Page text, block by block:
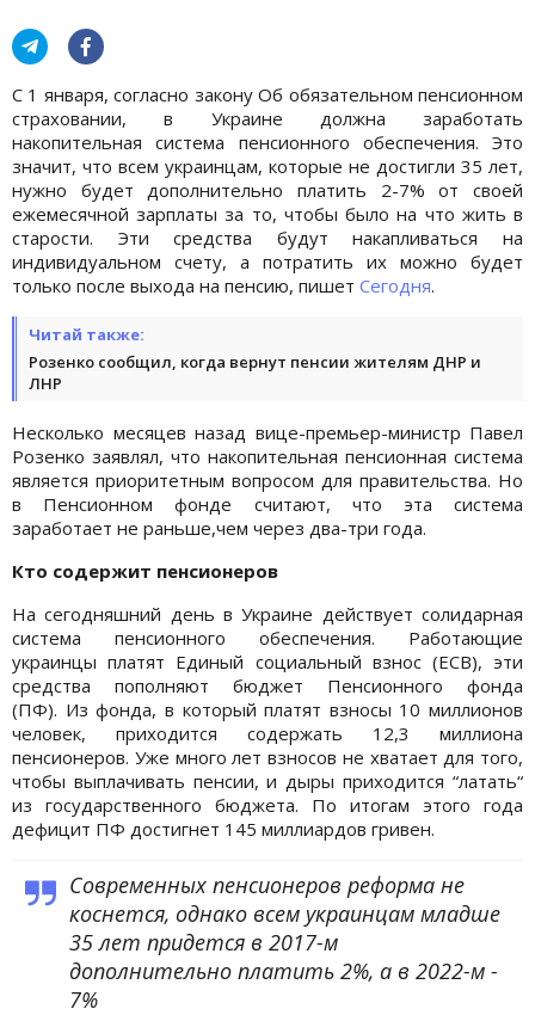
С 1 января, согласно закону Об обязательном пенсионном
страховании, в Украине должна заработать
накопительная система пенсионного обеспечения. Это
значит, что всем украинцам, которые не достигли 35 лет,
нужно будет дополнительно платить 2-7% от своей
ежемесячной зарплаты за то, чтобы было на что жить в
старости. Эти средства будут накапливаться на
индивидуальном счету, а потратить их можно будет
только после выхода на пенсию, пишет Сегодня.
Читай также:
Розенко сообщил, когда вернут пенсии жителям ДНР и
ЛНР
Несколько месяцев назад вице-премьер-министр Павел
Розенко заявлял, что накопительная пенсионная система
является приоритетным вопросом для правительства. Но
в Пенсионном фонде считают, что эта система
заработает не раньше,чем через два-три года.
Кто содержит пенсионеров
На сегодняшний день в Украине действует солидарная
система пенсионного обеспечения. Работающие
украинцы платят Единый социальный взнос (ЕСВ), эти
средства пополняют бюджет Пенсионного фонда
(ПФ). Из фонда, в который платят взносы 10 миллионов
человек, приходится содержать 12,3 миллиона
пенсионеров. Уже много лет взносов не хватает для того,
чтобы выплачивать пенсии, и дыры приходится “латать“
из государственного бюджета. По итогам этого года
дефицит ПФ достигнет 145 миллиардов гривен.
Современных пенсионеров реформа не
коснется, однако всем украинцам младше
35 лет придется в 2017-м
дополнительно платить 2%, а в 2022-м -
7%